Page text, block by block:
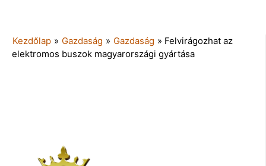
Kezdőlap » Gazdaság » Gazdaság » Felvirágozhat az
elektromos buszok magyarországi gyártása